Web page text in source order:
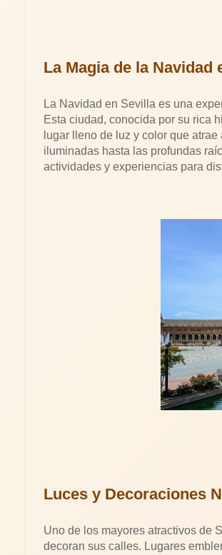
La Magia de la Navidad
La Navidad en Sevilla es una
Esta ciudad, conocida por su rica
lugar lleno de luz y color que
iluminadas hasta las profundas
actividades y experiencias para
Luces y Decoraciones
Uno de los mayores atractivos de
decoran sus calles. Lugares